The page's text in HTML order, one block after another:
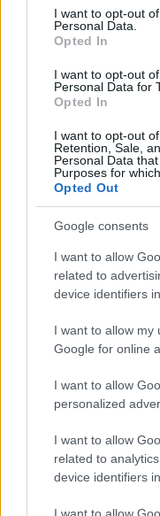
consent section.
I want to opt-out
Personal Data.
Opted In
I want to opt-out
Personal Data for
Opted In
I want to opt-out
Retention, Sale,
Personal Data
Purposes for
Opted Out
Google consents
I want to allow
related to
device identifiers
I want to allow my
Google for online
I want to allow
personalized
I want to allow
related to
device identifiers
Film Adaptáció
SZEMBE
TITKOK: ITT A